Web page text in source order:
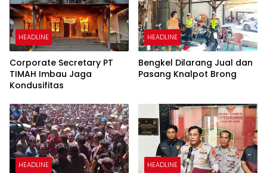
HEADLINE
Corporate Secretary PT
TIMAH Imbau Jaga
Kondusifitas
HEADLINE
Bengkel Dilarang Jual dan
Pasang Knalpot Brong
HEADLINE HEADLINE